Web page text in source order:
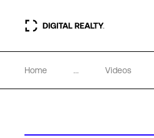
Data Centers
Home ... Videos